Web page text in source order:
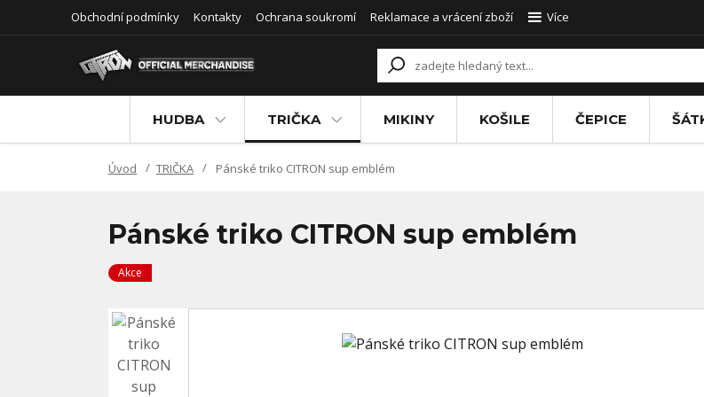
Obchodní podmínky Kontakty Ochrana soukromí Reklamace a vrácení zboží Více
HUDBA TRIČKA MIKINY KOŠILE ČEPICE
Úvod TRIČKA Pánské triko CITRON sup emblém
Pánské triko CITRON sup emblém
Akce